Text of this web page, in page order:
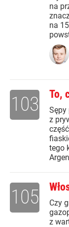
na
na
To,
Sępy
z
tego
103
Czy
z
105